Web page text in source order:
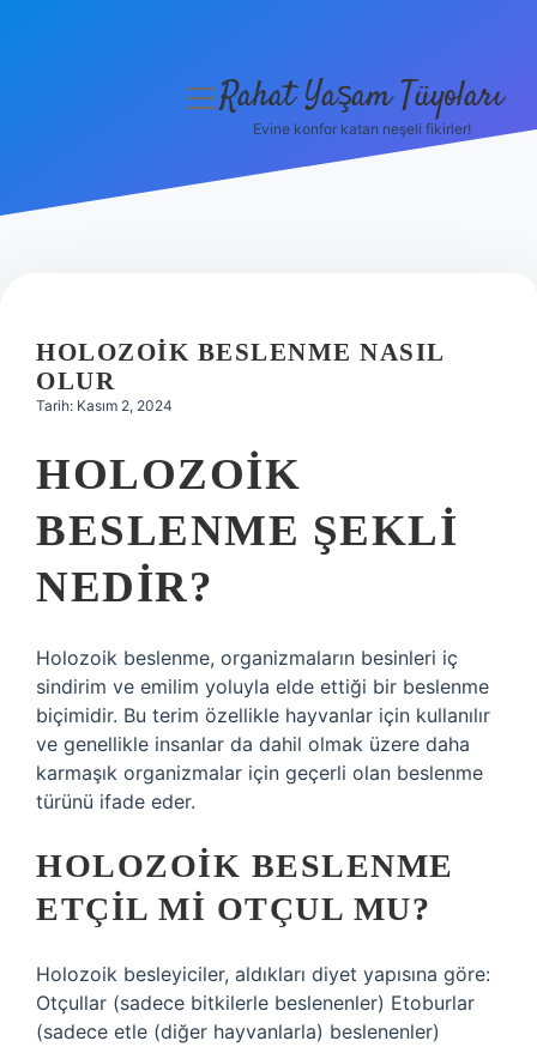
Hakkımızda
menüyü
Rahat Yaşam Tüyoları
Evine konfor katan neşeli fikirler!
HOLOZOIK BESLENME NASIL
OLUR
Tarih: Kasım 2, 2024
HOLOZOIK
BESLENME ŞEKLI
NEDIR?
Holozoik beslenme, organizmaların besinleri iç
sindirim ve emilim yoluyla elde ettiği bir beslenme
biçimidir. Bu terim özellikle hayvanlar için kullanılır
ve genellikle insanlar da dahil olmak üzere daha
karmaşık organizmalar için geçerli olan beslenme
türünü ifade eder.
HOLOZOIK BESLENME
ETÇIL MI OTÇUL MU?
Holozoik besleyiciler, aldıkları diyet yapısına göre:
Otçullar (sadece bitkilerle beslenenler) Etoburlar
(sadece etle (diğer hayvanlarla) beslenenler)